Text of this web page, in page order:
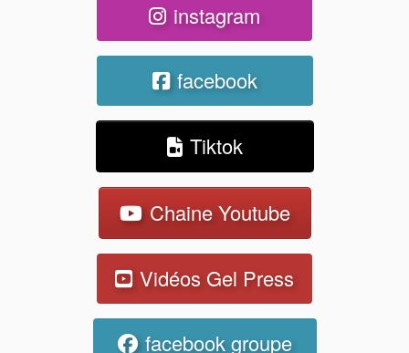
instagram
facebook
Tiktok
Chaine Youtube
Vidéos Gel Press
facebook groupe